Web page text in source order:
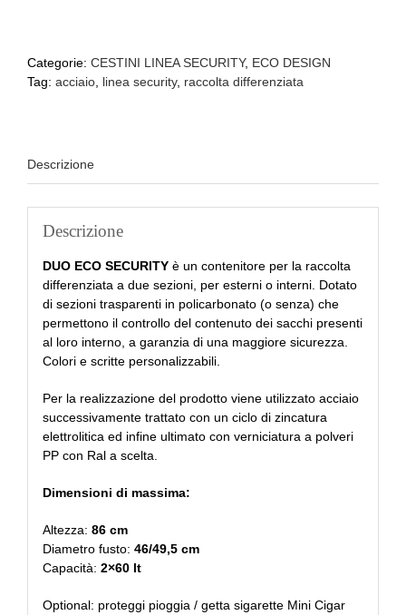
Categorie: CESTINI LINEA SECURITY, ECO DESIGN
Tag: acciaio linea security, raccolta differenziata
Descrizione
Descrizione
DUO ECO SECURITYè un contenitore per la raccolta
differenziata a due sezioni, per esterni o interni. Dotato
di sezioni trasparenti in policarbonato (o senza) che
permettono il controllo del contenuto dei sacchi presenti
al loro interno, a garanzia di una maggiore sicurezza.
Colori e scritte personalizzabili.
Per la realizzazione del prodotto viene utilizzato acciaio
successivamente trattato con un ciclo di zincatura
elettrolitica ed infine ultimato con verniciatura a polveri
PP con Ral a scelta.
Dimensioni di massima:
Altezza: 86 cm
Diametro fusto: 46/49,5 cm
Capacità: 2×60 lt
Optional: proteggi pioggia / getta sigarette Mini Cigar